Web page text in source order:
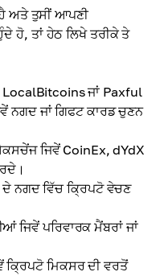
ਅਤੇ ਤੁਸੀਂ ਆਪਣੀ
ਹੋ, ਤਾਂ ਹੇਠ ਲਿਖੇ ਤਰੀਕੇ ਤੇ
ਜਾਂ Paxful
ਨਗਦ ਜਾਂ ਗਿਫਟ ਕਾਰਡ ਚੁਣਨ
ਜਿਵੇਂ CoinEx, dYdX
ਦੇ ਨਗਦ ਵਿੱਚ ਕ੍ਰਿਪਟੋ ਵੇਚਣ
ਜਿਵੇਂ ਪਰਿਵਾਰਕ ਮੈਂਬਰਾਂ ਜਾਂ
ਕ੍ਰਿਪਟੋ ਮਿਕਸਰ ਦੀ ਵਰਤੋਂ